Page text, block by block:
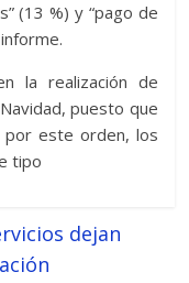
(13 %) y “pago de
la realización de
puesto que
por este orden, los
tipo
dejan